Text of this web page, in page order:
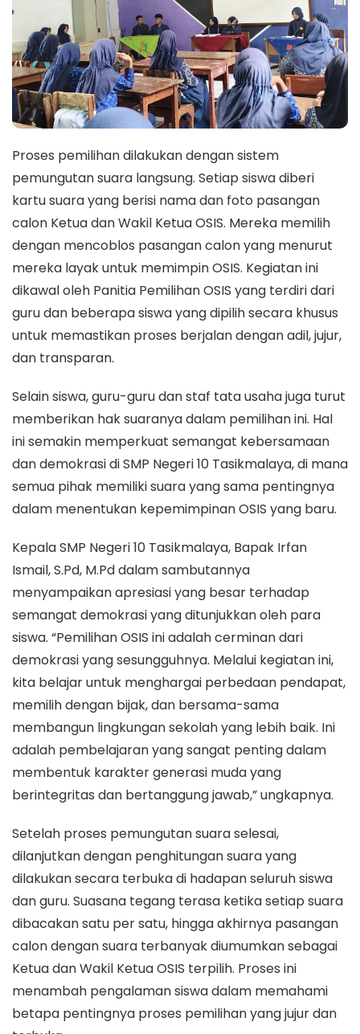
Proses pemilihan dilakukan dengan sistem
pemungutan suara langsung. Setiap siswa diberi
kartu suara yang berisi nama dan foto pasangan
calon Ketua dan Wakil Ketua OSIS. Mereka memilih
dengan mencoblos pasangan calon yang menurut
mereka layak untuk memimpin OSIS. Kegiatan ini
dikawal oleh Panitia Pemilihan OSIS yang terdiri dari
guru dan beberapa siswa yang dipilih secara khusus
untuk memastikan proses berjalan dengan adil, jujur,
dan transparan.
Selain siswa, guru-guru dan staf tata usaha juga turut
memberikan hak suaranya dalam pemilihan ini. Hal
ini semakin memperkuat semangat kebersamaan
dan demokrasi di SMP Negeri 10 Tasikmalaya, di mana
semua pihak memiliki suara yang sama pentingnya
dalam menentukan kepemimpinan OSIS yang baru.
Kepala SMP Negeri 10 Tasikmalaya, Bapak Irfan
Ismail, S.Pd, M.Pd dalam sambutannya
menyampaikan apresiasi yang besar terhadap
semangat demokrasi yang ditunjukkan oleh para
siswa. “Pemilihan OSIS ini adalah cerminan dari
demokrasi yang sesungguhnya. Melalui kegiatan ini,
kita belajar untuk menghargai perbedaan pendapat,
memilih dengan bijak, dan bersama-sama
membangun lingkungan sekolah yang lebih baik. Ini
adalah pembelajaran yang sangat penting dalam
membentuk karakter generasi muda yang
berintegritas dan bertanggung jawab,” ungkapnya.
Setelah proses pemungutan suara selesai,
dilanjutkan dengan penghitungan suara yang
dilakukan secara terbuka di hadapan seluruh siswa
dan guru. Suasana tegang terasa ketika setiap suara
dibacakan satu per satu, hingga akhirnya pasangan
calon dengan suara terbanyak diumumkan sebagai
Ketua dan Wakil Ketua OSIS terpilih. Proses ini
menambah pengalaman siswa dalam memahami
betapa pentingnya proses pemilihan yang jujur dan